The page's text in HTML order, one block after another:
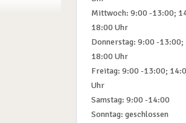
Mittwoch: 9:00 -13:00;
18:00 Uhr
Donnerstag: 9:00 -13:00;
18:00 Uhr
Freitag: 9:00 -13:00;
Uhr
Samstag: 9:00 -14:00
Sonntag: geschlossen